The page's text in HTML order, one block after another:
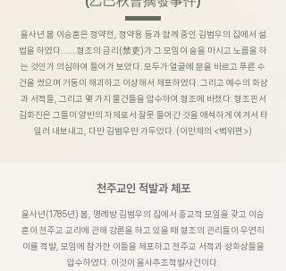
을사년 봄 이승훈은 정약전, 정약용 등과 함께 중인 김범우의 집에서 설
법을 하였다. ……형조의 금리(禁吏)가 그 모임이 술을 마시고 노름을 하
는 것인가 의심하여 들어가 보았다. 모두가 얼굴에 분을 바르고 푸른 수
건을 썼으며 거동이 해괴하고 이상해서 체포하였다. 그리고 예수의 화상
과 서적들, 그리고 몇 가지 물건들을 압수하여 형조에 바쳤다. 형조판서
김화진은 그들이 양반의 자제로서 잘못 들어간 것을 애석하게 여겨서 타
일러 내보내고, 다만 김범우만 가두었다. (이만채의 <벽위편>)
천주교인 적발과 체포
을사년(1785년) 봄, 명례방 김범우의 집에서 종교적 모임을 갖고 이승
훈이 천주교 교리에 관해 강론을 하고 있을 때 형조의 관리들이 우연히
이를 적발, 모임에 참가한 이들을 체포하고 천주교 서적과 성화상들을
압수하였다. 이것이 을사추조적발사건이다.